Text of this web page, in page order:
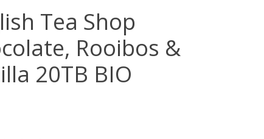
Tea Shop
Rooibos &
20TB BIO